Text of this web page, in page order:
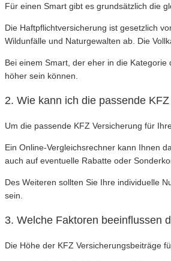
Für einen Smart gibt es grundsätzlich die
Die Haftpflichtversicherung ist gesetzlich
Wildunfälle und Naturgewalten ab. Die
Bei einem Smart, der eher in die
höher sein können.
2. Wie kann ich die passende
Um die passende KFZ Versicherung für
Ein Online-Vergleichsrechner kann Ihnen
auch auf eventuelle Rabatte oder
Des Weiteren sollten Sie Ihre individuelle
sein.
3. Welche Faktoren beeinflussen
Die Höhe der KFZ Versicherungsbeiträge